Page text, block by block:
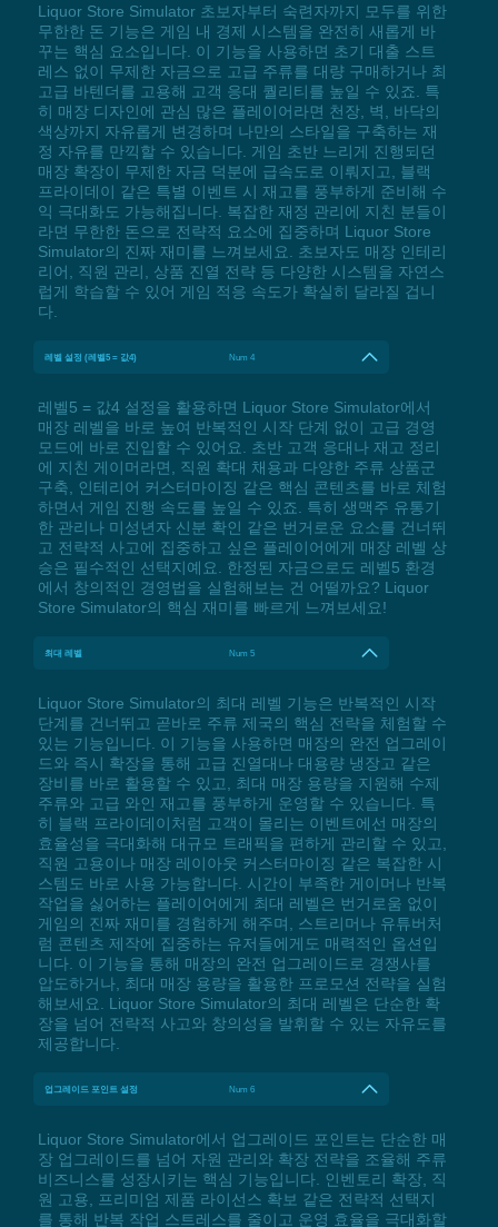
Liquor Store Simulator 초보자부터 숙련자까지 모두를 위한
무한한 돈 기능은 게임 내 경제 시스템을 완전히 새롭게 바
꾸는 핵심 요소입니다. 이 기능을 사용하면 초기 대출 스트
레스 없이 무제한 자금으로 고급 주류를 대량 구매하거나 최
고급 바텐더를 고용해 고객 응대 퀄리티를 높일 수 있죠. 특
히 매장 디자인에 관심 많은 플레이어라면 천장, 벽, 바닥의
색상까지 자유롭게 변경하며 나만의 스타일을 구축하는 재
정 자유를 만끽할 수 있습니다. 게임 초반 느리게 진행되던
매장 확장이 무제한 자금 덕분에 급속도로 이뤄지고, 블랙
프라이데이 같은 특별 이벤트 시 재고를 풍부하게 준비해 수
익 극대화도 가능해집니다. 복잡한 재정 관리에 지친 분들이
라면 무한한 돈으로 전략적 요소에 집중하며 Liquor Store
Simulator의 진짜 재미를 느껴보세요. 초보자도 매장 인테리
리어, 직원 관리, 상품 진열 전략 등 다양한 시스템을 자연스
럽게 학습할 수 있어 게임 적응 속도가 확실히 달라질 겁니
다.
레벨 설정 (레벨5 = 값4) Num 4
레벨5 = 값4 설정을 활용하면 Liquor Store Simulator에서
매장 레벨을 바로 높여 반복적인 시작 단계 없이 고급 경영
모드에 바로 진입할 수 있어요. 초반 고객 응대나 재고 정리
에 지친 게이머라면, 직원 확대 채용과 다양한 주류 상품군
구축, 인테리어 커스터마이징 같은 핵심 콘텐츠를 바로 체험
하면서 게임 진행 속도를 높일 수 있죠. 특히 생맥주 유통기
한 관리나 미성년자 신분 확인 같은 번거로운 요소를 건너뛰
고 전략적 사고에 집중하고 싶은 플레이어에게 매장 레벨 상
승은 필수적인 선택지예요. 한정된 자금으로도 레벨5 환경
에서 창의적인 경영법을 실험해보는 건 어떨까요? Liquor
Store Simulator의 핵심 재미를 빠르게 느껴보세요!
최대 레벨 Num 5
Liquor Store Simulator의 최대 레벨 기능은 반복적인 시작
단계를 건너뛰고 곧바로 주류 제국의 핵심 전략을 체험할 수
있는 기능입니다. 이 기능을 사용하면 매장의 완전 업그레이
드와 즉시 확장을 통해 고급 진열대나 대용량 냉장고 같은
장비를 바로 활용할 수 있고, 최대 매장 용량을 지원해 수제
주류와 고급 와인 재고를 풍부하게 운영할 수 있습니다. 특
히 블랙 프라이데이처럼 고객이 몰리는 이벤트에선 매장의
효율성을 극대화해 대규모 트래픽을 편하게 관리할 수 있고,
직원 고용이나 매장 레이아웃 커스터마이징 같은 복잡한 시
스템도 바로 사용 가능합니다. 시간이 부족한 게이머나 반복
작업을 싫어하는 플레이어에게 최대 레벨은 번거로움 없이
게임의 진짜 재미를 경험하게 해주며, 스트리머나 유튜버처
럼 콘텐츠 제작에 집중하는 유저들에게도 매력적인 옵션입
니다. 이 기능을 통해 매장의 완전 업그레이드로 경쟁사를
압도하거나, 최대 매장 용량을 활용한 프로모션 전략을 실험
해보세요. Liquor Store Simulator의 최대 레벨은 단순한 확
장을 넘어 전략적 사고와 창의성을 발휘할 수 있는 자유도를
제공합니다.
업그레이드 포인트 설정 Num 6
Liquor Store Simulator에서 업그레이드 포인트는 단순한 매
장 업그레이드를 넘어 자원 관리와 확장 전략을 조율해 주류
비즈니스를 성장시키는 핵심 기능입니다. 인벤토리 확장, 직
원 고용, 프리미엄 제품 라이선스 확보 같은 전략적 선택지
를 통해 반복 작업 스트레스를 줄이고 운영 효율을 극대화할